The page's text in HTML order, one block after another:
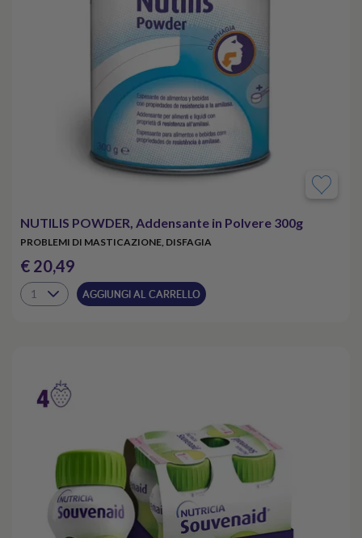
NUTILIS POWDER, Addensante in Polvere 300g
PROBLEMI DI MASTICAZIONE, DISFAGIA
€ 20,49
AGGIUNGI AL CARRELLO